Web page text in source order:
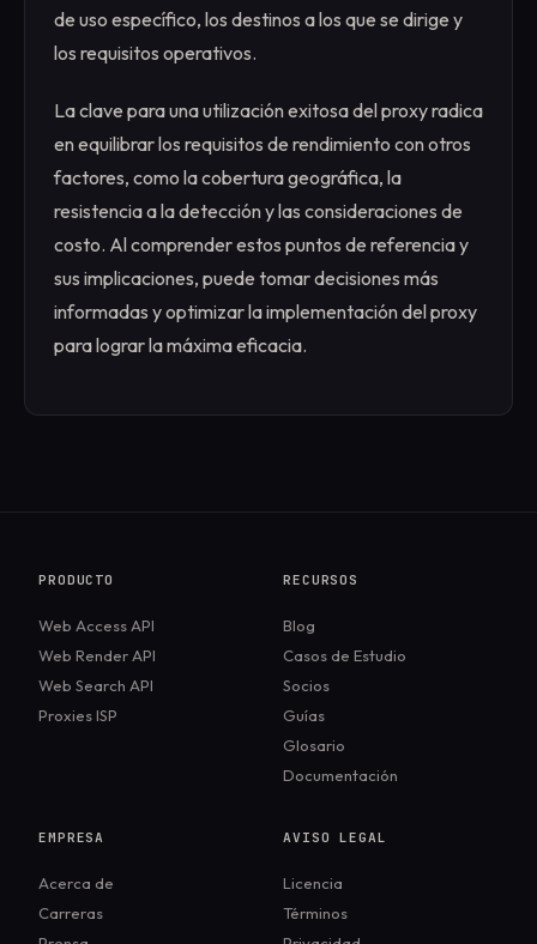
de uso específico, los destinos a los que se dirige y
los requisitos operativos.
La clave para una utilización exitosa del proxy radica
en equilibrar los requisitos de rendimiento con otros
factores, como la cobertura geográfica, la
resistencia a la detección y las consideraciones de
costo. Al comprender estos puntos de referencia y
sus implicaciones, puede tomar decisiones más
informadas y optimizar la implementación del proxy
para lograr la máxima eficacia.
PRODUCTO
Web Access API
Web Render API
Web Search API
Proxies ISP
RECURSOS
Blog
Casos de Estudio
Socios
Guías
Glosario
Documentación
EMPRESA
Acerca de
Carreras
AVISO LEGAL
Licencia
Términos